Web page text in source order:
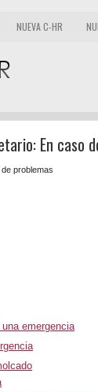
NUEVA C-HR
En caso
problemas
emergencia